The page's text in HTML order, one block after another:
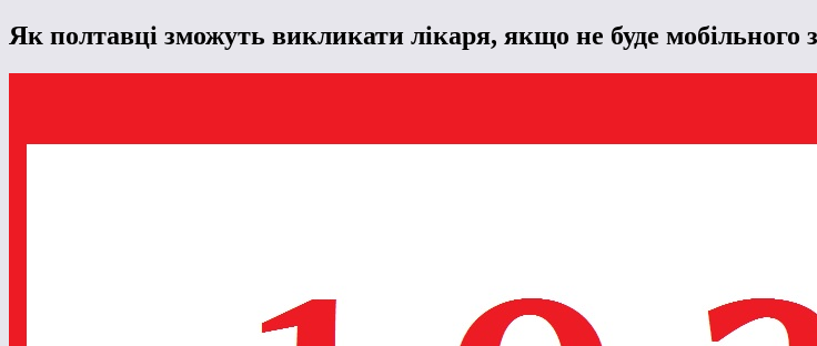
Як полтавці зможуть викликати лікаря, якщо не буде мобільного